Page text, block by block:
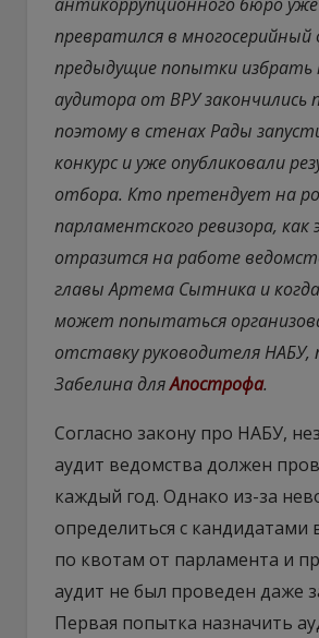
превратился в многосерийный
предыдущие попытки избрать
аудитора от ВРУ закончились
поэтому в стенах Рады
конкурс и уже опубликовали
отбора. Кто претендует на
парламентского ревизора, как
отразится на работе
главы Артема Сытника и
может попытаться
отставку руководителя
Забелина дляАпострофа.
Согласно закону про НАБУ,
аудит ведомства должен
каждый год. Однако из-за
определиться с кандидатами
по квотам от парламента и
аудит не был проведен даже
Первая попытка назначить